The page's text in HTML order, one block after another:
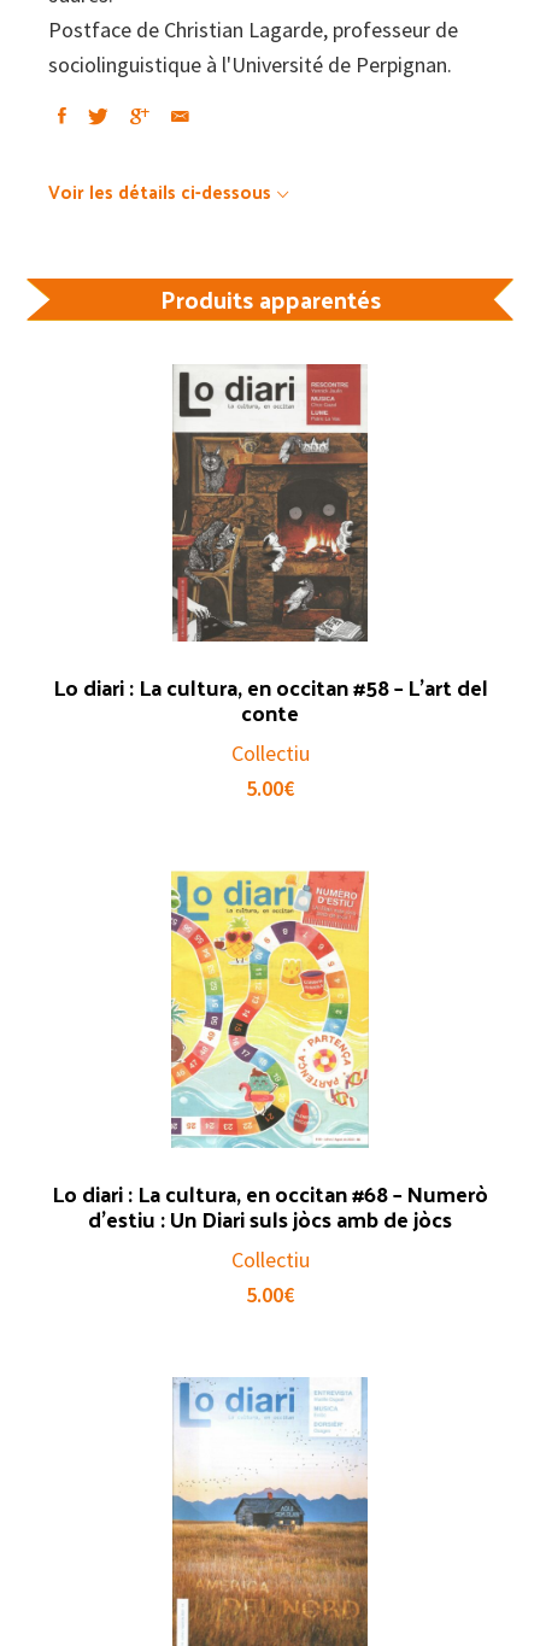
Postface de Christian Lagarde, professeur de
sociolinguistique à l'Université de Perpignan.
Voir les détails ci-dessous
Produits apparentés
Lo diari : La cultura, en occitan #58 – L’art del
conte
Collectiu
5.00€
Lo diari : La cultura, en occitan #68 – Numerò
d’estiu : Un Diari suls jòcs amb de jòcs
Collectiu
5.00€